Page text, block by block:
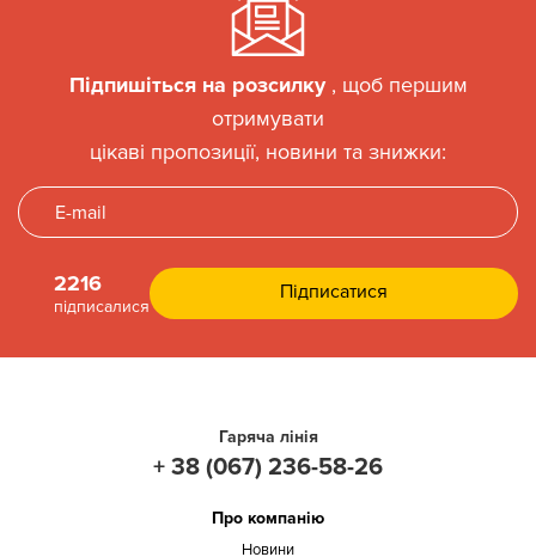
Підпишіться на розсилку , щоб першим
отримувати
цікаві пропозиції, новини та знижки:
2216
підписалися
Гаряча лінія
+ 38 (067) 236-58-26
Про компанію
Новини